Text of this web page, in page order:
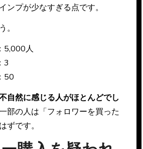
ンプが少なすぎる点です。
。
5,000人
3
50
自然に感じる人がほとんどでし
部の人は「フォロワーを買った
ずです。